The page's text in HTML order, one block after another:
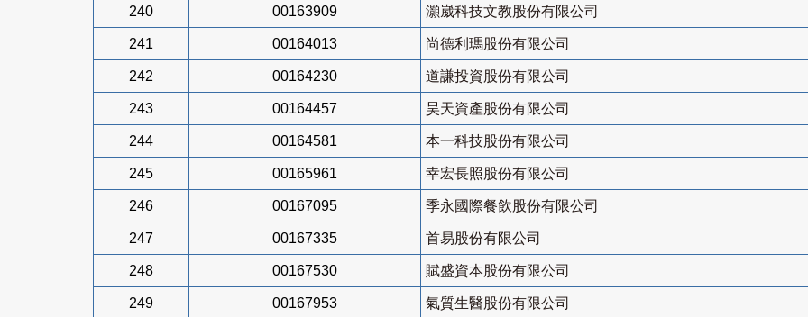
240 00163909 灝崴科技文教股份有限公司
241 00164013 尚德利瑪股份有限公司
242 00164230 道謙投資股份有限公司
243 00164457 昊天資產股份有限公司
244 00164581 本一科技股份有限公司
245 00165961 幸宏長照股份有限公司
246 00167095 季永國際餐飲股份有限公司
247 00167335 首易股份有限公司
248 00167530 賦盛資本股份有限公司
249 00167953 氣質生醫股份有限公司